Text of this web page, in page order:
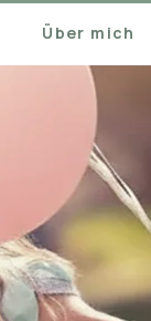
Über mich